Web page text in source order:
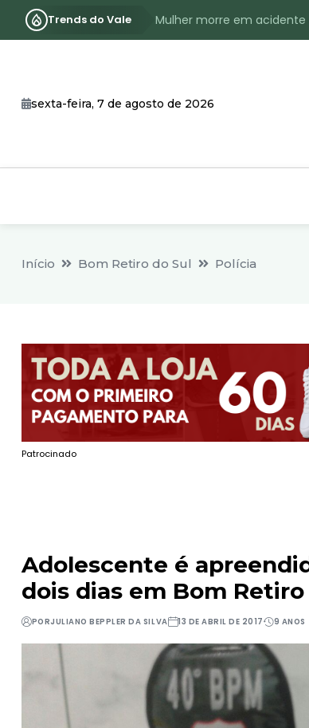
Trends do Vale
Assassinato com
Identificado o jovem
sexta-feira, 7 de agosto de 2026
Início Bom Retiro do Sul Polícia
Patrocinado
Adolescente é
dois dias em Bom Retiro
PORJULIANO BEPPLER DA SILVA 13 DE ABRIL DE 2017 9 ANOS